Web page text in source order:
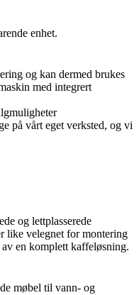
enhet.
og kan dermed brukes
med integrert
på vårt eget verksted, og vi
og lettplasserede
like velegnet for montering
en komplett kaffeløsning.
møbel til vann- og